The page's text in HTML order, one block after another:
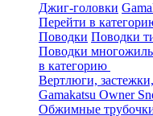
Джиг-головки
Перейти в
Поводки Поводки
Поводки
в категорию
Вертлюги,
Gamakatsu Owner
Обжимные